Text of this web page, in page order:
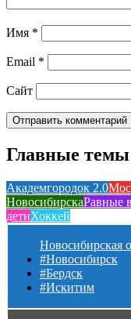
Имя *
Email *
Сайт
Главные темы
Академгородок 2.0
НовосибирскаРавные
детиХоккей
Новосибирская
#Новосибирск
#Бердск
#Искитим